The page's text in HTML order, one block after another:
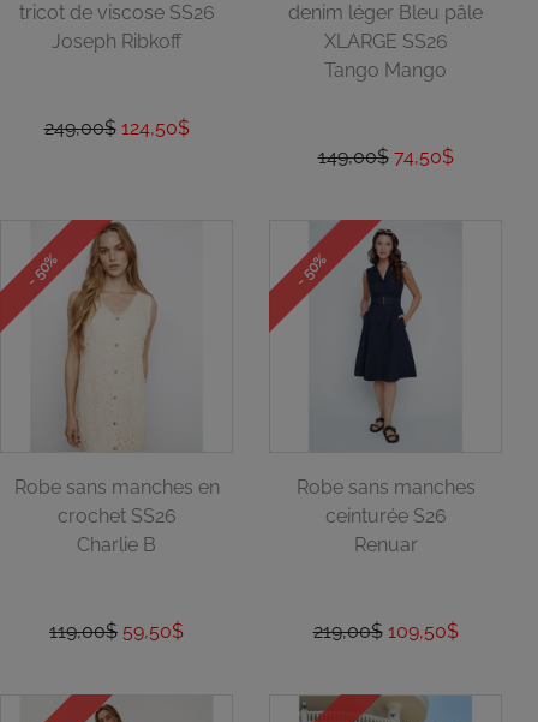
tricot de viscose SS26
Joseph Ribkoff
249,00$ 124,50$
denim léger Bleu pâle
XLARGE SS26
Tango Mango
149,00$ 74,50$
- 50%
Robe sans manches en
crochet SS26
Charlie B
119,00$ 59,50$
- 50%
Robe sans manches
ceinturée S26
Renuar
219,00$ 109,50$